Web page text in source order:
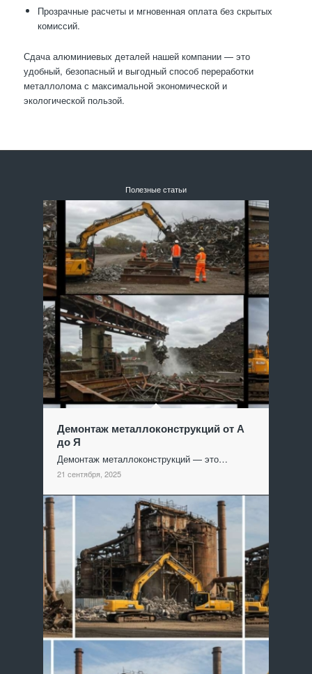
Прозрачные расчеты и мгновенная оплата без скрытых
комиссий.
Сдача алюминиевых деталей нашей компании — это
удобный, безопасный и выгодный способ переработки
металлолома с максимальной экономической и
экологической пользой.
Полезные статьи
Демонтаж металлоконструкций от А
до Я
Демонтаж металлоконструкций — это…
21 сентября, 2025